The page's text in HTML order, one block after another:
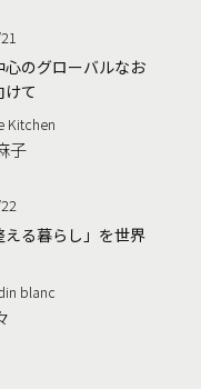
心のグローバルなお
て
Kitchen
子
える暮らし」を世界
blanc